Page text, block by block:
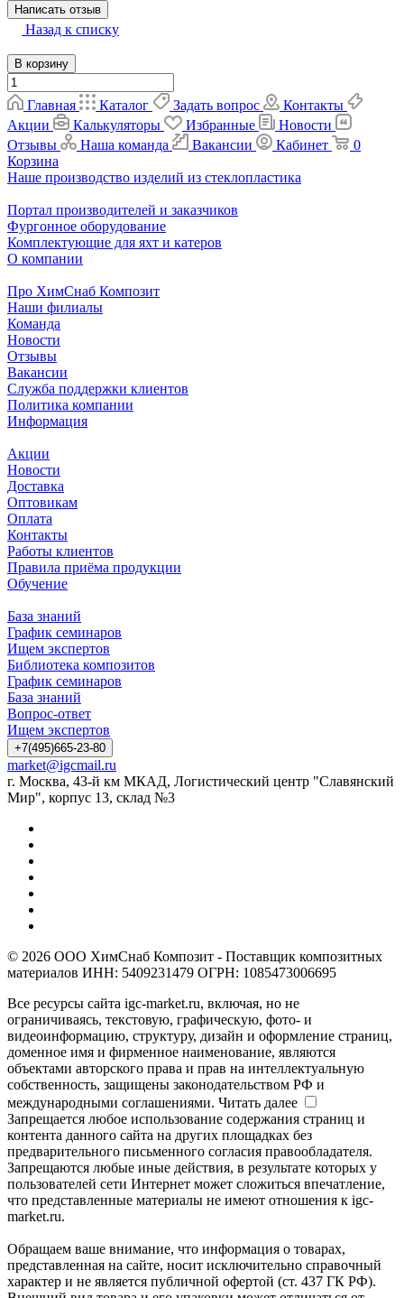
Написать отзыв
Назад к списку
В корзину
Главная Каталог Задать вопрос
Контакты
Акции
Калькуляторы Избранные
Новости
Отзывы
Наша команда Вакансии Кабинет
0
Корзина
Наше производство изделий из стеклопластика
Портал производителей и заказчиков
Фургонное оборудование
Комплектующие для яхт и катеров
О компании
Про ХимСнаб Композит
Наши филиалы
Команда
Новости
Отзывы
Вакансии
Служба поддержки клиентов
Политика компании
Информация
Акции
Новости
Доставка
Оптовикам
Оплата
Контакты
Работы клиентов
Правила приёма продукции
Обучение
База знаний
График семинаров
Ищем экспертов
Библиотека композитов
График семинаров
База знаний
Вопрос-ответ
Ищем экспертов
+7(495)665-23-80
market@igcmail.ru
г. Москва, 43-й км МКАД, Логистический центр "Славянский
Мир", корпус 13, склад №3
© 2026 ООО ХимСнаб Композит - Поставщик композитных
материалов ИНН: 5409231479 ОГРН: 1085473006695
Все ресурсы сайта igc-market.ru, включая, но не
ограничиваясь, текстовую, графическую, фото- и
видеоинформацию, структуру, дизайн и оформление страниц,
доменное имя и фирменное наименование, являются
объектами авторского права и прав на интеллектуальную
собственность, защищены законодательством РФ и
международными соглашениями. Читать далее
Запрещается любое использование содержания страниц и
контента данного сайта на других площадках без
предварительного письменного согласия правообладателя.
Запрещаются любые иные действия, в результате которых у
пользователей сети Интернет может сложиться впечатление,
что представленные материалы не имеют отношения к igc-
market.ru.
Обращаем ваше внимание, что информация о товарах,
представленная на сайте, носит исключительно справочный
характер и не является публичной офертой (ст. 437 ГК РФ).